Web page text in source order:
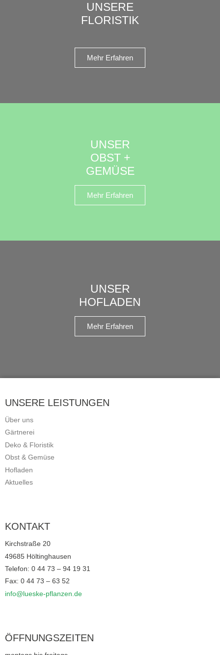
UNSERE
FLORISTIK
Mehr Erfahren
UNSER
OBST +
GEMÜSE
Mehr Erfahren
UNSER
HOFLADEN
Mehr Erfahren
UNSERE LEISTUNGEN
Über uns
Gärtnerei
Deko & Floristik
Obst & Gemüse
Hofladen
Aktuelles
KONTAKT
Kirchstraße 20
49685 Höltinghausen
Telefon: 0 44 73 – 94 19 31
Fax: 0 44 73 – 63 52
info@lueske-pflanzen.de
ÖFFNUNGSZEITEN